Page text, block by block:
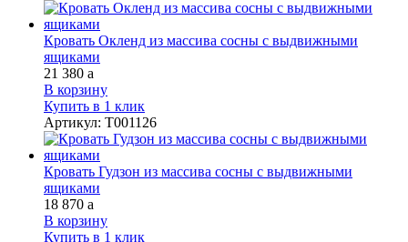
Кровать Окленд из массива сосны с выдвижными
ящиками
21 380 a
В корзину
Купить в 1 клик
Артикул: Т001126
Кровать Гудзон из массива сосны с выдвижными
ящиками
18 870 a
В корзину
Купить в 1 клик